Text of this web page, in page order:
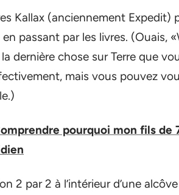
Kallax (anciennement
passant par les livres. (Ouais,
dernière chose sur Terre que
mais vous pouvez
pourquoi mon fils de
2 par 2 à l’intérieur d’une